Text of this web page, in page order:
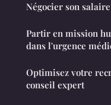
Négocier son
Partir en mission
dans l'urgence
Optimisez votre
conseil expert